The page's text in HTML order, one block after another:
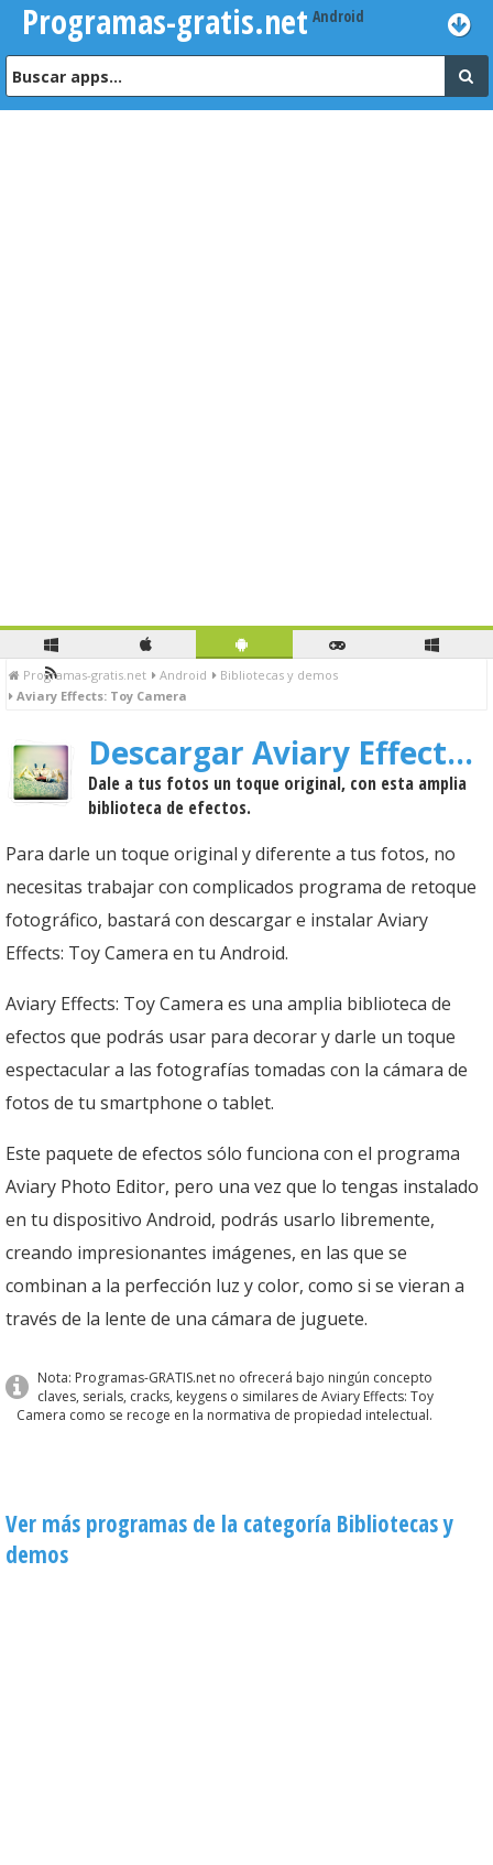
Programas-gratis.net
Programas-gratis.net Android
Bibliotecas y demos
Aviary Effects: Toy Camera
Descargar Aviary Effects: Toy Camera
Dale a tus fotos un toque original, con esta amplia
biblioteca de efectos.
Para darle un toque original y diferente a tus fotos, no
necesitas trabajar con complicados programa de retoque
fotográfico, bastará con descargar e instalar Aviary
Effects: Toy Camera en tu Android.
Aviary Effects: Toy Camera es una amplia biblioteca de
efectos que podrás usar para decorar y darle un toque
espectacular a las fotografías tomadas con la cámara de
fotos de tu smartphone o tablet.
Este paquete de efectos sólo funciona con el programa
Aviary Photo Editor, pero una vez que lo tengas instalado
en tu dispositivo Android, podrás usarlo libremente,
creando impresionantes imágenes, en las que se
combinan a la perfección luz y color, como si se vieran a
través de la lente de una cámara de juguete.
Nota: Programas-GRATIS.net no ofrecerá bajo ningún concepto
claves, serials, cracks, keygens o similares de Aviary Effects: Toy
Camera como se recoge en la normativa de propiedad intelectual.
Ver más programas de la categoría Bibliotecas y
demos